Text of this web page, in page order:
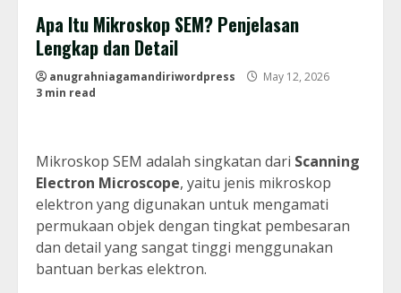
Apa Itu Mikroskop SEM? Penjelasan
Lengkap dan Detail
anugrahniagamandiriwordpress
May 12, 2026
3 min read
Mikroskop SEM adalah singkatan dari Scanning
Electron Microscope, yaitu jenis mikroskop
elektron yang digunakan untuk mengamati
permukaan objek dengan tingkat pembesaran
dan detail yang sangat tinggi menggunakan
bantuan berkas elektron.